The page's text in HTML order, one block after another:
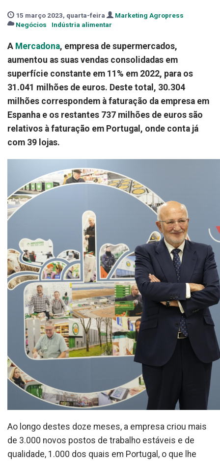
15 março 2023, quarta-feira
Marketing Agropress
Negócios
Indústria alimentar
A Mercadona, empresa de supermercados,
aumentou as suas vendas consolidadas em
superfície constante em 11% em 2022, para os
31.041 milhões de euros. Deste total, 30.304
milhões correspondem à faturação da empresa em
Espanha e os restantes 737 milhões de euros são
relativos à faturação em Portugal, onde conta já
com 39 lojas.
Ao longo destes doze meses, a empresa criou mais
de 3.000 novos postos de trabalho estáveis e de
qualidade, 1.000 dos quais em Portugal, o que lhe